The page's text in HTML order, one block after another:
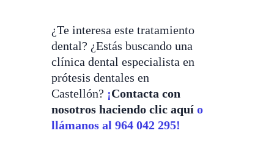
¿Te interesa este tratamiento
dental? ¿Estás buscando una
clínica dental especialista en
prótesis dentales en
Castellón? ¡Contacta con
nosotros haciendo clic aquí o
llámanos al 964 042 295!